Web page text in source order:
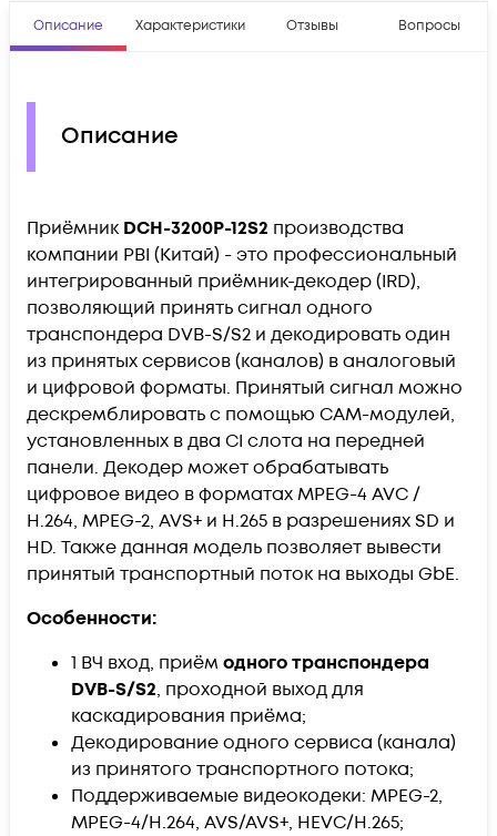
Описание Характеристики Отзывы Вопросы
Описание
ПриёмникDCH-3200P-12S2 производства
компании PBI (Китай) - это профессиональный
интегрированный приёмник-декодер (IRD),
позволяющий принять сигнал одного
транспондера DVB-S/S2 и декодировать один
из принятых сервисов (каналов) в аналоговый
и цифровой форматы. Принятый сигнал можно
дескремблировать с помощью CAM-модулей,
установленных в два CI слота на передней
панели. Декодер может обрабатывать
цифровое видео в форматах MPEG-4 AVC /
H.264, MPEG-2, AVS+ и H.265 в разрешениях SD и
HD. Также данная модель позволяет вывести
принятый транспортный поток на выходы GbE.
Особенности:
1 ВЧ вход, приём одного транспондера
DVB-S/S2, проходной выход для
каскадирования приёма;
Декодирование одного сервиса (канала)
из принятого транспортного потока;
Поддерживаемые видеокодеки: MPEG-2,
MPEG-4/H.264, AVS/AVS+, HEVC/H.265;